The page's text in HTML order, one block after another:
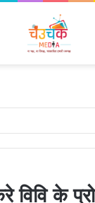
विवि के